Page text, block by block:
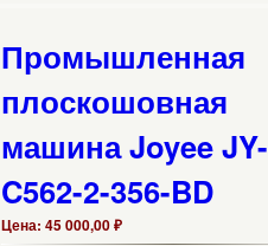
Промышленная
плоскошовная
машина Joyee JY-
C562-2-356-BD
Цена:45 000,00 ₽